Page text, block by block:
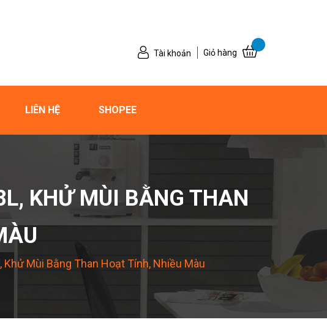
Tài khoản Giỏ hàng
LIÊN HỆ SHOPEE
KHỬ MÙI BẰNG THAN
Mùi Bằng Than Hoạt Tính, Nhiều Màu